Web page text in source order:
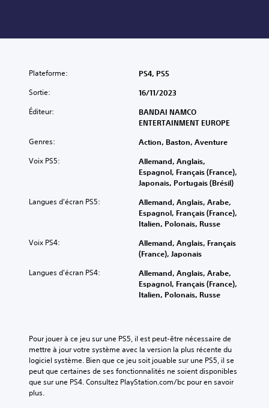
Plateforme: PS4, PS5
Sortie: 16/11/2023
Éditeur:
BANDAI NAMCO
ENTERTAINMENT EUROPE
Genres: Action, Baston, Aventure
Voix PS5:
Allemand, Anglais,
Espagnol, Français (France),
Japonais, Portugais (Brésil)
Langues d'écran PS5:
Allemand, Anglais, Arabe,
Espagnol, Français (France),
Italien, Polonais, Russe
Voix PS4:
Allemand, Anglais, Français
(France), Japonais
Langues d'écran PS4:
Allemand, Anglais, Arabe,
Espagnol, Français (France),
Italien, Polonais, Russe
Pour jouer à ce jeu sur une PS5, il est peut-être nécessaire de
mettre à jour votre système avec la version la plus récente du
logiciel système. Bien que ce jeu soit jouable sur une PS5, il se
peut que certaines de ses fonctionnalités ne soient disponibles
que sur une PS4. Consultez PlayStation.com/bc pour en savoir
plus.